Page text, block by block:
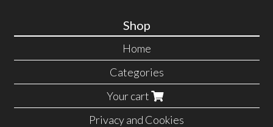
Shop
Home
Categories
Your cart
Privacy and Cookies